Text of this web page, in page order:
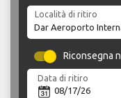
Località di ritiro
Riconsegna
Data di ritiro